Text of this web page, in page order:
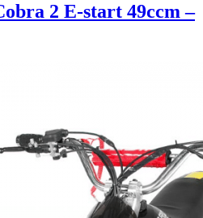
2 E-start 49ccm –